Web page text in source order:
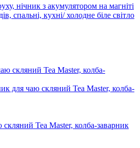
нічник з акумулятором на магніті
спальні, кухні/ холодне біле світло
Tea Master, колба-заварник